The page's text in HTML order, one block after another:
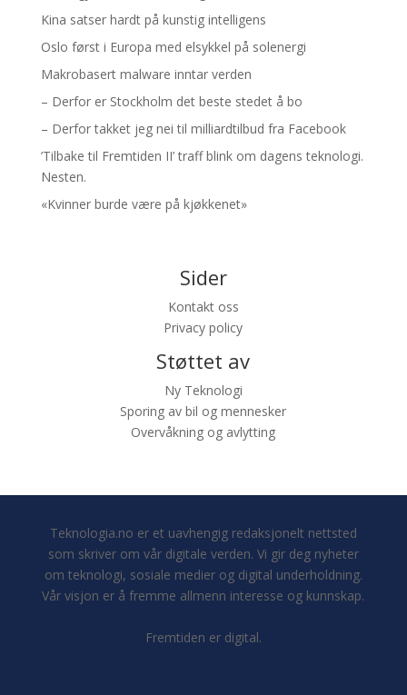
Kina satser hardt på kunstig intelligens
Oslo først i Europa med elsykkel på solenergi
Makrobasert malware inntar verden
– Derfor er Stockholm det beste stedet å bo
– Derfor takket jeg nei til milliardtilbud fra Facebook
’Tilbake til Fremtiden II’ traff blink om dagens teknologi.
Nesten.
«Kvinner burde være på kjøkkenet»
Sider
Kontakt oss
Privacy policy
Støttet av
Ny Teknologi
Sporing av bil og mennesker
Overvåkning og avlytting
Teknologia.no er et uavhengig redaksjonelt nettsted
som skriver om vår digitale verden. Vi gir deg nyheter
om teknologi, sosiale medier og digital underholdning.
Vår visjon er å fremme allmenn interesse og kunnskap.
Fremtiden er digital.